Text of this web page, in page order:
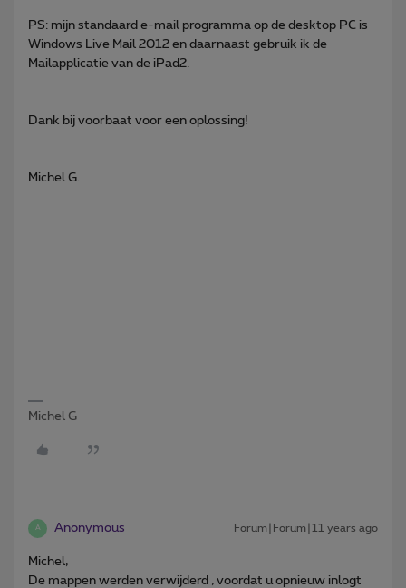
PS: mijn standaard e-mail programma op de desktop PC is
Windows Live Mail 2012 en daarnaast gebruik ik de
Mailapplicatie van de iPad2.
Dank bij voorbaat voor een oplossing!
Michel G.
Michel G
A Anonymous Forum|Forum|11 years ago
Michel,
De mappen werden verwijderd , voordat u opnieuw inlogt